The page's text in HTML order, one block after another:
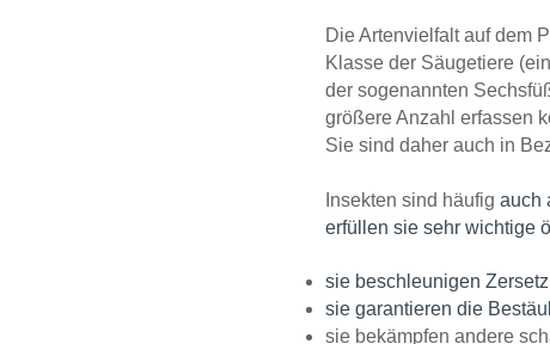
Die Artenvielfalt auf dem
Klasse der Säugetiere
der sogenannten
größere Anzahl erfassen
Sie sind daher auch in
Insekten sind häufig auch
erfüllen sie sehr wichtige
sie beschleunigen
sie garantieren die
sie bekämpfen andere